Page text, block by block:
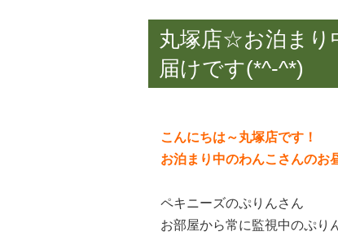
丸塚店☆お泊まり
届けです(*^-^*)
こんにちは～丸塚店です！
お泊まり中のわんこさんのお
ペキニーズのぷりんさん
お部屋から常に監視中のぷり